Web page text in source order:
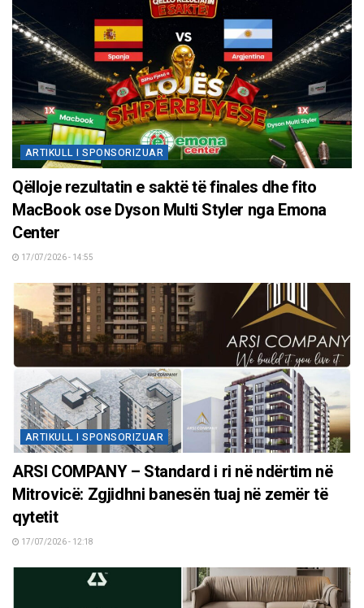
ARTIKULL I SPONSORIZUAR
Qëlloje rezultatin e saktë të finales dhe fito
MacBook ose Dyson Multi Styler nga Emona
Center
17/07/2026 - 14:55
ARTIKULL I SPONSORIZUAR
ARSI COMPANY – Standard i ri në ndërtim në
Mitrovicë: Zgjidhni banesën tuaj në zemër të
qytetit
17/07/2026 - 12:18